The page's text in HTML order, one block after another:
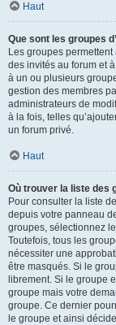
Haut
Que sont les groupes
Les groupes
des invités au forum et
à un ou plusieurs
gestion des membres
administrateurs de
à la fois, telles
un forum privé.
Haut
Où trouver la liste des
Pour consulter la liste
depuis votre panneau
groupes, sélectionnez
Toutefois, tous les
nécessiter une
être masqués. Si le
librement. Si le groupe
groupe mais votre
groupe. Ce dernier
le groupe et ainsi